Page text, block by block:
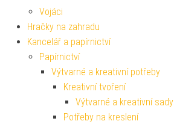
Vojáci
Hračky na zahradu
Kancelář a papírnictví
Papírnictví
Výtvarné a kreativní potřeby
Kreativní tvoření
Výtvarné a kreativní sady
Potřeby na kreslení